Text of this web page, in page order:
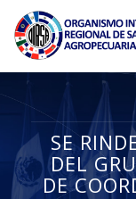
SE
DEL
DE